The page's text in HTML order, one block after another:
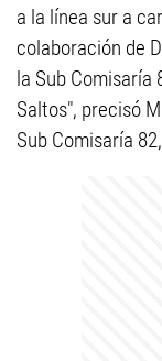
a la línea sur a
colaboración de
la Sub Comisaría
Saltos", precisó
Sub Comisaría